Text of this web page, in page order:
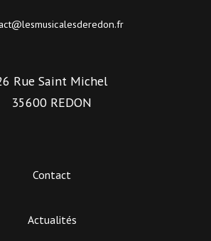
Rue Saint Michel
35600 REDON
Contact
Actualités